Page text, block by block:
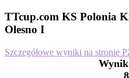
TTcup.com KS Polonia
Olesno I
Szczegółowe wyniki na stronie